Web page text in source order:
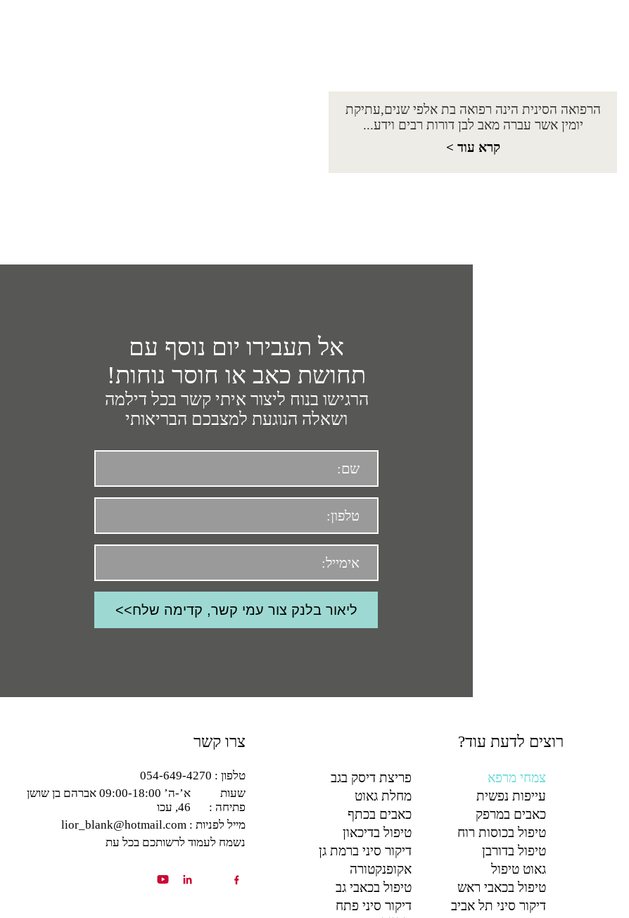
הרפואה הסינית הינה רפואה בת אלפי שנים,עתיקת
יומין אשר עברה מאב לבן דורות רבים וידע...
קרא עוד >
אל תעבירו יום נוסף עם
תחושת כאב או חוסר נוחות!
הרגישו בנוח ליצור איתי קשר בכל דילמה
ושאלה הנוגעת למצבכם הבריאותי
רוצים לדעת עוד?
צמחי מרפא
פריצת דיסק בגב
עייפות נפשית
מחלת גאוט
כאבים במרפק
כאבים בכתף
טיפול בכוסות רוח
טיפול בדיכאון
טיפול בדורבן
דיקור סיני ברמת גן
גאוט טיפול
אקופנקטורה
טיפול בכאבי ראש
טיפול בכאבי גב
דיקור סיני תל אביב
דיקור סיני פתח
צרו קשר
טלפון : 054-649-4270
שעות
פתיחה :
א’-ה’ 09:00-18:00 אברהם בן שושן
46, עכו
מייל לפניות : lior_blank@hotmail.com
נשמח לעמוד לרשותכם בכל עת